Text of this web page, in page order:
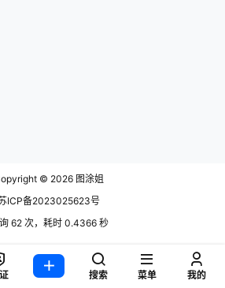
© 2026 图涂姐
ICP备2023025623号
62 次，耗时 0.4366 秒
搜索 菜单 我的